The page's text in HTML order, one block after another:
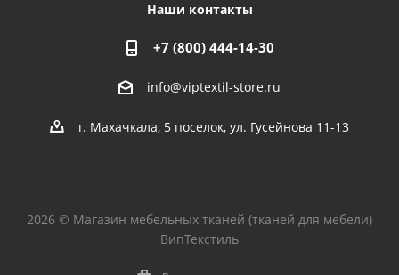
Наши контакты
+7 (800) 444-14-30
info@viptextil-store.ru
г. Махачкала, 5 поселок, ул. Гусейнова 11-13
2026 © Магазин мебельных тканей (тканей для мебели)
ВипТекстиль